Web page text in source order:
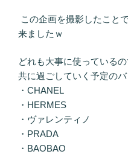
この企画を撮影したこと
来ましたｗ
どれも大事に使っている
共に過ごしていく予定のバ
・CHANEL
・HERMES
・ヴァレンティノ
・PRADA
・BAOBAO